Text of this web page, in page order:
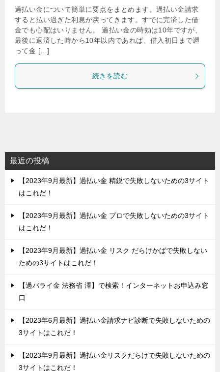
過払い金について簡単に要点をまとめます。過払い金請求
すると払い過ぎた利息が戻ってきます。すでに完済した借
金でも心配はいりません。 過払い金の時効は10年ですが、
最後に返済した時から10年以内であれば、借入初日まで遡
って金 […]
続きを読む
最近の投稿
【2023年9月最新】過払い金 精鋭で失敗しないための3サイト
はこれだ！
【2023年9月最新】過払い金 プロで失敗しないための3サイト
はこれだ！
【2023年9月最新】過払い金 リスク だらけかばで失敗しない
ための3サイトはこれだ！
【過バライ金 法務省 澤】で検索！インターネットお申込み窓
口
【2023年6月最新】過払い金請求ナビ診断で失敗しないための
3サイトはこれだ！
【2023年9月最新】過払い金リスクだらけで失敗しないための
3サイトはこれだ！